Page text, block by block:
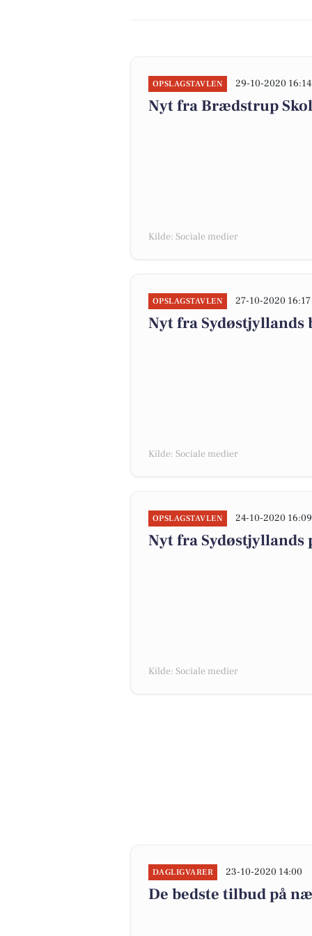
OPSLAGSTAVLEN 29-10-2020 16:14
Nyt fra Brædstrup
Kilde: Sociale medier
OPSLAGSTAVLEN 27-10-2020 16:17
Nyt fra
Kilde: Sociale medier
OPSLAGSTAVLEN 24-10-2020 16:09
Nyt fra
Kilde: Sociale medier
DAGLIGVARER 23-10-2020 14:00
De bedste tilbud på